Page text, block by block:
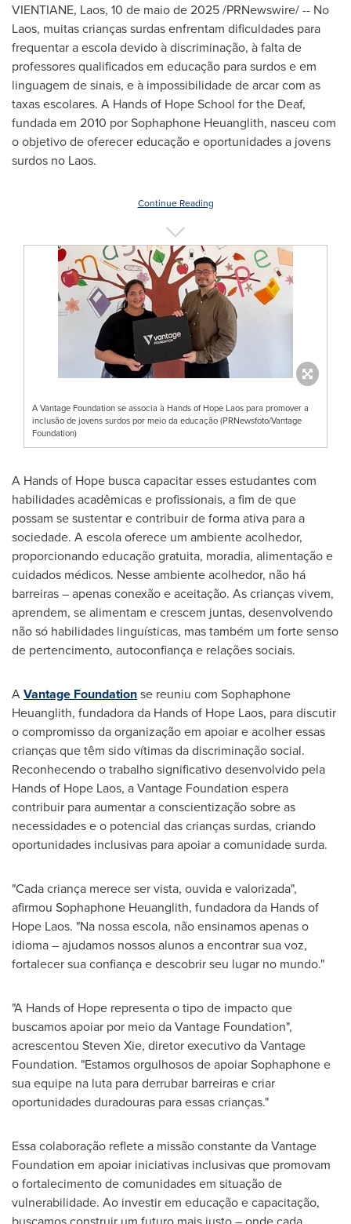
VIENTIANE, Laos, 10 de maio de 2025/PRNewswire/ -- No
Laos, muitas crianças surdas enfrentam dificuldades para
frequentar a escola devido à discriminação, à falta de
professores qualificados em educação para surdos e em
linguagem de sinais, e à impossibilidade de arcar com as
taxas escolares. A Hands of Hope School for the Deaf,
fundada em 2010 por Sophaphone Heuanglith, nasceu com
o objetivo de oferecer educação e oportunidades a jovens
surdos no Laos.
Continue Reading
A Vantage Foundation se associa à Hands of Hope Laos para promover a
inclusão de jovens surdos por meio da educação (PRNewsfoto/Vantage
Foundation)
A Hands of Hope busca capacitar esses estudantes com
habilidades acadêmicas e profissionais, a fim de que
possam se sustentar e contribuir de forma ativa para a
sociedade. A escola oferece um ambiente acolhedor,
proporcionando educação gratuita, moradia, alimentação e
cuidados médicos. Nesse ambiente acolhedor, não há
barreiras – apenas conexão e aceitação. As crianças vivem,
aprendem, se alimentam e crescem juntas, desenvolvendo
não só habilidades linguísticas, mas também um forte senso
de pertencimento, autoconfiança e relações sociais.
AVantage Foundationse reuniu com Sophaphone
Heuanglith, fundadora da Hands of Hope Laos, para discutir
o compromisso da organização em apoiar e acolher essas
crianças que têm sido vítimas da discriminação social.
Reconhecendo o trabalho significativo desenvolvido pela
Hands of Hope Laos, a Vantage Foundation espera
contribuir para aumentar a conscientização sobre as
necessidades e o potencial das crianças surdas, criando
oportunidades inclusivas para apoiar a comunidade surda.
"Cada criança merece ser vista, ouvida e valorizada",
afirmou Sophaphone Heuanglith, fundadora da Hands of
Hope Laos. "Na nossa escola, não ensinamos apenas o
idioma – ajudamos nossos alunos a encontrar sua voz,
fortalecer sua confiança e descobrir seu lugar no mundo."
"A Hands of Hope representa o tipo de impacto que
buscamos apoiar por meio da Vantage Foundation",
acrescentou Steven Xie, diretor executivo da Vantage
Foundation. "Estamos orgulhosos de apoiar Sophaphone e
sua equipe na luta para derrubar barreiras e criar
oportunidades duradouras para essas crianças."
Essa colaboração reflete a missão constante da Vantage
Foundation em apoiar iniciativas inclusivas que promovam
o fortalecimento de comunidades em situação de
vulnerabilidade. Ao investir em educação e capacitação,